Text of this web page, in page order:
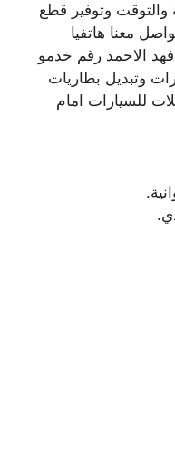
والتوقت وتوفير قطع
معنا هاتفيا
الاحمد رقم خدمو
وتبديل بطاريات
للسيارات امام